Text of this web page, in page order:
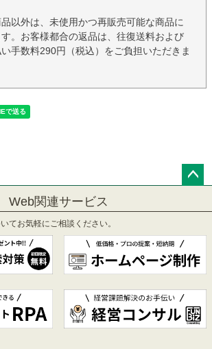
以外は、未使用かつ再販売可能な商品に
。お客様都合の返品は、往復送料および
手数料290円（税込）をご負担いただきま
へ
Web関連サービス
てお気軽にご相談ください。